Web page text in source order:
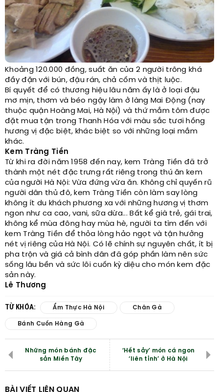
Khoảng 120.000 đồng, suất ăn của 2 người trông khá
đầy đặn với bún, đậu rán, chả cốm và thịt luộc.
Bí quyết để có thương hiệu lâu năm ấy là ở loại đậu
mơ mịn, thơm và béo ngậy làm ở làng Mai Động (nay
thuộc quận Hoàng Mai, Hà Nội) và thứ mắm tôm được
đặt mua tận trong Thanh Hóa với màu sắc tươi hồng
hương vị đặc biệt, khác biệt so với những loại mắm
khác.
Kem Tràng Tiền
Từ khi ra đời năm 1958 đến nay, kem Tràng Tiền đã trở
thành một nét đặc trưng rất riêng trong thú ăn kem
của người Hà Nội: Vừa đứng vừa ăn. Không chỉ quyến rũ
người dân thủ đô, kem Tràng Tiền còn làm say lòng
không ít du khách phương xa với những hương vị thơm
ngon như ca cao, vani, sữa dừa... Bất kể già trẻ, gái trai,
không kể mùa đông hay mùa hè, người ta tìm đến với
kem Tràng Tiền để thỏa lòng hảo ngọt và tận hưởng
nét vị riêng của Hà Nội. Có lẽ chính sự nguyên chất, ít bị
pha trộn và giá cả bình dân đã góp phần làm nên sức
sống lâu bền và sức lôi cuốn kỳ diệu cho món kem đặc
sản này.
Lê Thương
TỪ KHÓA: Ẩm Thực Hà Nội Chân Gà
Bánh Cuốn Hàng Gà
Những món bánh đặc
sản Miền Tây
‘Hết sảy’ món cá ngon
‘liên tỉnh’ ở Hà Nội
BÀI VIẾT LIÊN QUAN